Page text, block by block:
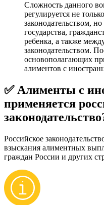
Сложность данного
регулируется не
законодательством,
государства,
ребенка, а также
законодательством.
основополагающих
алиментов с
✅ Алименты с
применяется
Российское
взыскания алиментных
граждан России и других